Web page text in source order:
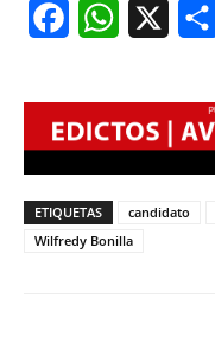
FacebookWhatsApp
ETIQUETAS candidato
Wilfredy Bonilla